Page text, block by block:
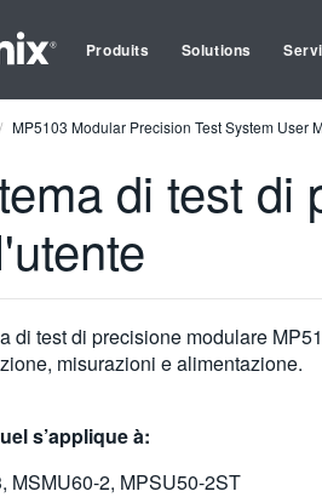
Produits Solutions
MP5103 Modular Precision Test System User
di test di
di test di precisione modulare
misurazioni e alimentazione.
s’applique à:
MSMU60-2, MPSU50-2ST